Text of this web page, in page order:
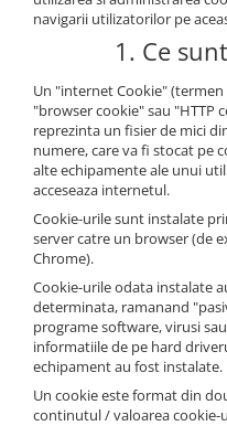
navigarii utilizatorilor pe
1. Ce
Un "internet Cookie"
"browser cookie" sau "HTTP
reprezinta un fisier de mici
numere, care va fi stocat pe
alte echipamente ale unui
acceseaza internetul.
Cookie-urile sunt instalate
server catre un browser (de
Chrome).
Cookie-urile odata instalate
determinata, ramanand
programe software, virusi
informatiile de pe hard
echipament au fost instalate.
Un cookie este format din
continutul / valoarea cookie-